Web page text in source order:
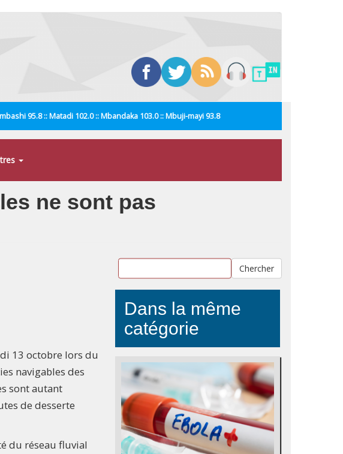
95.8 :: Matadi 102.0 :: Mbandaka 103.0 :: Mbuji-mayi 93.8
ne sont pas
13 octobre lors du
navigables des
sont autant
de desserte
du réseau fluvial
Chercher
Dans la même
catégorie